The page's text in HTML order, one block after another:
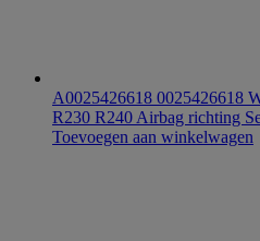
A0025426618 0025426618
R230 R240 Airbag richting
Toevoegen aan winkelwagen